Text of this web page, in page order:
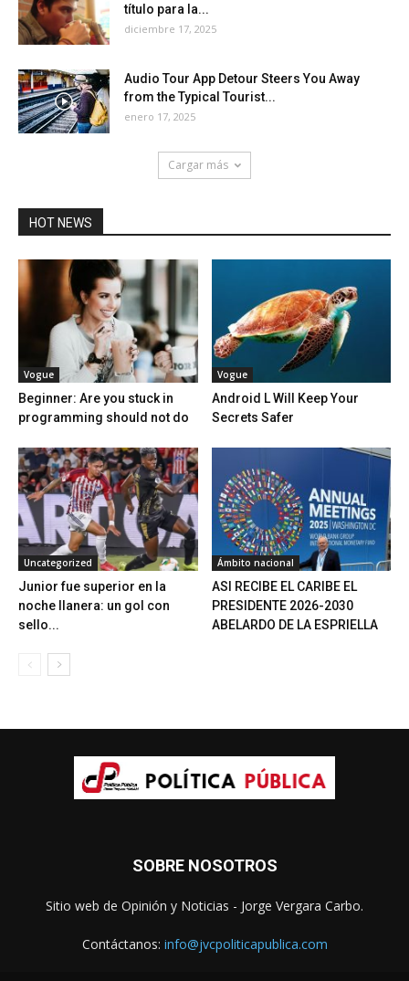
título para la...
diciembre 17, 2025
Audio Tour App Detour Steers You Away
from the Typical Tourist...
enero 17, 2025
Cargar más
HOT NEWS
Vogue
Beginner: Are you stuck in
programming should not do
Vogue
Android L Will Keep Your
Secrets Safer
Uncategorized
Junior fue superior en la
noche llanera: un gol con
sello...
Ámbito nacional
ASI RECIBE EL CARIBE EL
PRESIDENTE 2026-2030
ABELARDO DE LA ESPRIELLA
SOBRE NOSOTROS
Sitio web de Opinión y Noticias - Jorge Vergara Carbo.
Contáctanos: info@jvcpoliticapublica.com